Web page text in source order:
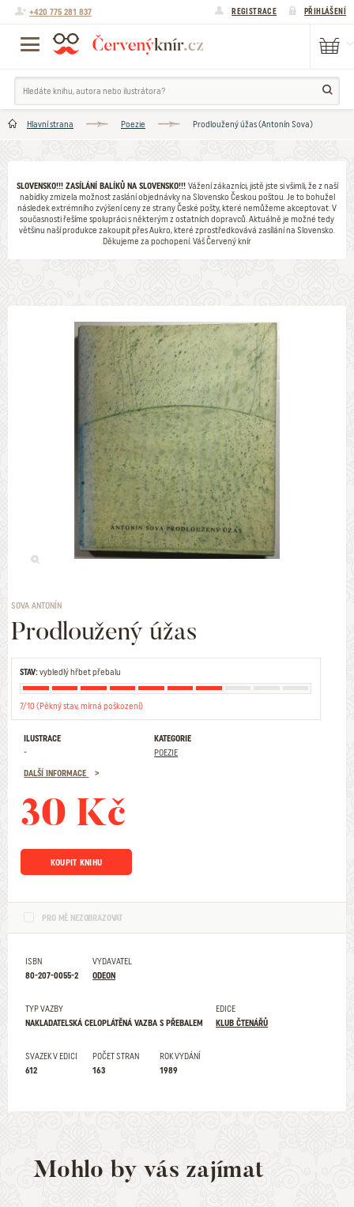
+420 775 281 837 REGISTRACE PŘIHLÁŠENÍ
Hlavní strana Poezie Prodloužený úžas (Antonín Sova)
SLOVENSKO!!! ZASÍLÁNÍ BALÍKŮ NA SLOVENSKO!!! Vážení zákazníci, jistě jste si všimli, že z naší
nabídky zmizela možnost zaslání objednávky na Slovensko Českou poštou. Je to bohužel
následek extrémního zvýšení ceny ze strany České pošty, které nemůžeme akceptovat. V
současnosti řešíme spolupráci s některým z ostatních dopravců. Aktuálně je možné tedy
většinu naší produkce zakoupit přes Aukro, které zprostředkovává zasílání na Slovensko.
Děkujeme za pochopení. Váš Červený knír
SOVA ANTONÍN
Prodloužený úžas
STAV:vybledlý hřbet přebalu
7/10 (Pěkný stav, mírná poškození)
ILUSTRACE
-
KATEGORIE
POEZIE
DALŠÍ INFORMACE
30 Kč
KOUPIT KNIHU
PRO MĚ NEZOBRAZOVAT
ISBN
80-207-0055-2
VYDAVATEL
ODEON
TYP VAZBY
NAKLADATELSKÁ CELOPLÁTĚNÁ VAZBA S PŘEBALEM
EDICE
KLUB ČTENÁŘŮ
SVAZEK V EDICI
612
POČET STRAN
163
ROK VYDÁNÍ
1989
Mohlo by vás zajímat